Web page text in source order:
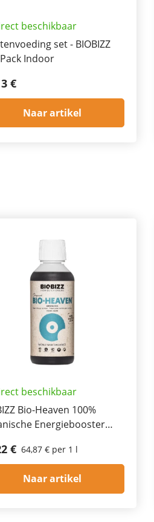
beschikbaar
set - BIOBIZZ
Pack Indoor
€
Naar artikel
beschikbaar
Bio-Heaven 100%
Energiebooster
€ 64,87 € per 1 l
Naar artikel